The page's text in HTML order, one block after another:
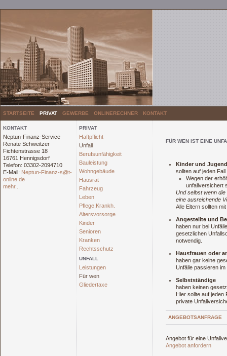
STARTSEITE PRIVAT GEWERBE ONLINERECHNER KONTAKT
KONTAKT
Neptun-Finanz-Service
Renate Schweitzer
Fichtenstrasse 18
16761 Hennigsdorf
Telefon: 03302-2094710
E-Mail: Neptun-Finanz-s@t-
online.de
mehr...
PRIVAT
Haftpflicht
Unfall
Berufsunfähigkeit
Bauleistung
Wohngebäude
Hausrat
Fahrzeug
Leben
Pflege,Krankh.
Altersvorsorge
Kinder
Senioren
Kranken
Rechtsschutz
UNFALL
Leistungen
Für wen
Gliedertaxe
FÜR WEN IST EINE
Kinder und
sollten auf jeden
Wegen der
unfallversichert
Und selbst wenn
eine ausreichende
Alle Eltern sollten
Angestellte und
haben nur bei
gesetzlichen
notwendig.
Hausfrauen oder
haben gar keine
Unfälle passieren im
Selbstständige
haben keinen
Hier sollte auf jeden
private
ANGEBOTSANFRAGE
Angebot für eine
Angebot anfordern